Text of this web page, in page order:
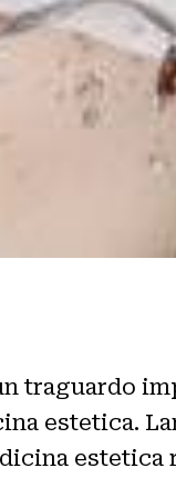
traguardo
estetica.
estetica